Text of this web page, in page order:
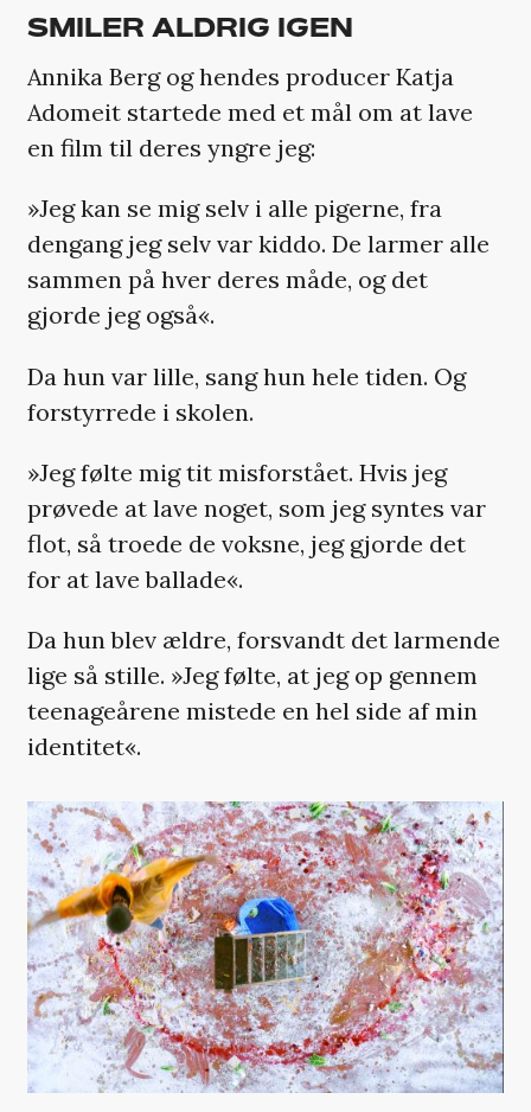
SMILER ALDRIG IGEN
Annika Berg og hendes producer Katja
Adomeit startede med et mål om at lave
en film til deres yngre jeg:
»Jeg kan se mig selv i alle pigerne, fra
dengang jeg selv var kiddo. De larmer alle
sammen på hver deres måde, og det
gjorde jeg også«.
Da hun var lille, sang hun hele tiden. Og
forstyrrede i skolen.
»Jeg følte mig tit misforstået. Hvis jeg
prøvede at lave noget, som jeg syntes var
flot, så troede de voksne, jeg gjorde det
for at lave ballade«.
Da hun blev ældre, forsvandt det larmende
lige så stille. »Jeg følte, at jeg op gennem
teenageårene mistede en hel side af min
identitet«.